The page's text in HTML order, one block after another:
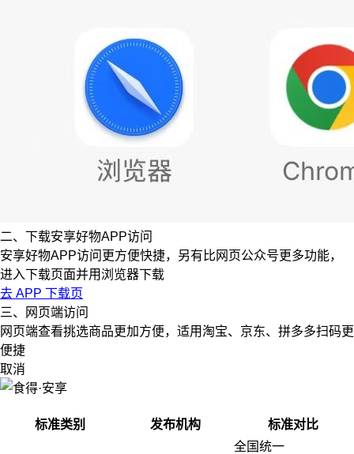
二、下载安享好物APP访问
安享好物APP访问更方便快捷，另有比网页公众号更多功能，
进入下载页面并用浏览器下载
去 APP 下载页
三、网页端访问
网页端查看挑选商品更加方便，适用淘宝、京东、拼多多扫码更
便捷
取消
标准类别 发布机构 标准对比
全国统一